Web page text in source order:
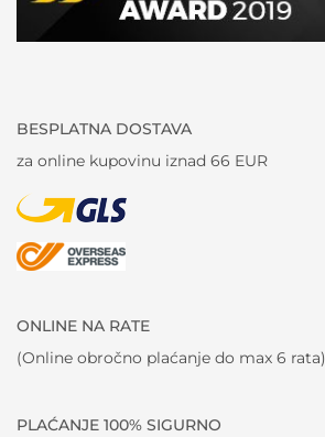
BESPLATNA DOSTAVA
za online kupovinu iznad 66 EUR
ONLINE NA RATE
(Online obročno plaćanje do max 6 rata)
PLAĆANJE 100% SIGURNO